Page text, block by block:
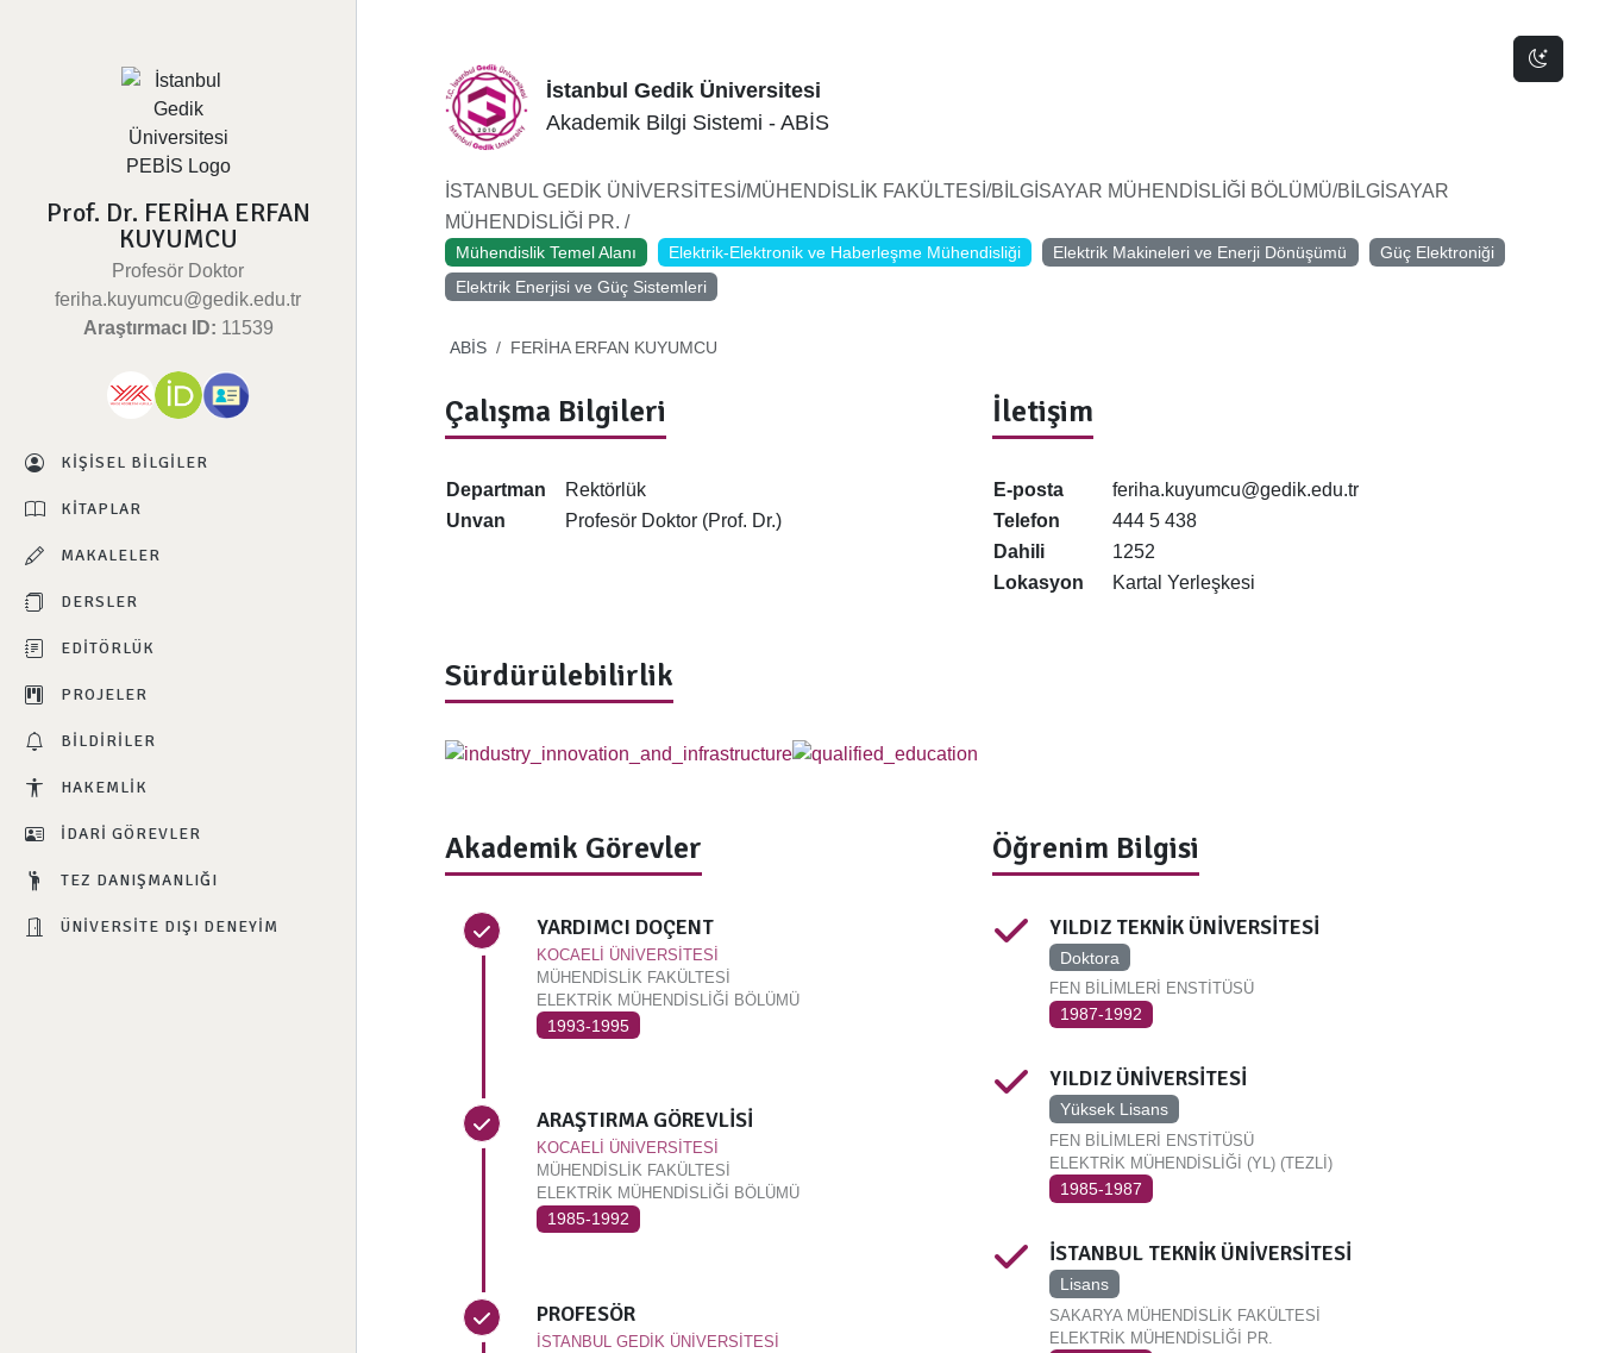
Dark
Prof. Dr. FERİHA ERFAN
KUYUMCU
Profesör Doktor
feriha.kuyumcu@gedik.edu.tr
Araştırmacı ID: 11539
KIŞISEL BILGILER
KITAPLAR
MAKALELER
DERSLER
EDITÖRLÜK
PROJELER
BILDIRILER
HAKEMLIK
İDARI GÖREVLER
TEZ DANIŞMANLIĞI
ÜNIVERSITE DIŞI DENEYIM
İstanbul Gedik Üniversitesi
Akademik Bilgi Sistemi - ABİS
İSTANBUL GEDİK ÜNİVERSİTESİ/MÜHENDİSLİK FAKÜLTESİ/BİLGİSAYAR MÜHENDİSLİĞİ BÖLÜMÜ/BİLGİSAYAR
MÜHENDİSLİĞİ PR. /
Mühendislik Temel Alanı Elektrik-Elektronik ve Haberleşme Mühendisliği Elektrik Makineleri ve Enerji Dönüşümü
Güç Elektroniği
Elektrik Enerjisi ve Güç Sistemleri
ABİS FERİHA ERFAN KUYUMCU
Çalışma Bilgileri
Departman
Rektörlük
Unvan
Profesör Doktor (Prof. Dr.)
İletişim
E-posta
feriha.kuyumcu@gedik.edu.tr
Telefon
444 5 438
Dahili
1252
Lokasyon
Kartal Yerleşkesi
Sürdürülebilirlik
Akademik Görevler
YARDIMCI DOÇENT
KOCAELİ ÜNİVERSİTESİ
MÜHENDİSLİK FAKÜLTESİ
ELEKTRİK MÜHENDİSLİĞİ BÖLÜMÜ
1993-1995
ARAŞTIRMA GÖREVLİSİ
KOCAELİ ÜNİVERSİTESİ
MÜHENDİSLİK FAKÜLTESİ
ELEKTRİK MÜHENDİSLİĞİ BÖLÜMÜ
1985-1992
PROFESÖR
İSTANBUL GEDİK ÜNİVERSİTESİ
Öğrenim Bilgisi
YILDIZ TEKNİK ÜNİVERSİTESİ
Doktora
FEN BİLİMLERİ ENSTİTÜSÜ
1987-1992
YILDIZ ÜNİVERSİTESİ
Yüksek Lisans
FEN BİLİMLERİ ENSTİTÜSÜ
ELEKTRİK MÜHENDİSLİĞİ (YL) (TEZLİ)
1985-1987
İSTANBUL TEKNİK ÜNİVERSİTESİ
Lisans
SAKARYA MÜHENDİSLİK FAKÜLTESİ
ELEKTRİK MÜHENDİSLİĞİ PR.